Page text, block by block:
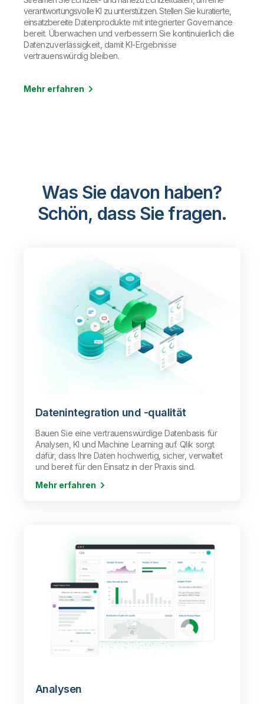
verantwortungsvolle KI zu unterstützen. Stellen Sie kuratierte,
einsatzbereite Datenprodukte mit integrierter Governance
bereit. Überwachen und verbessern Sie kontinuierlich die
Datenzuverlässigkeit, damit KI-Ergebnisse
vertrauenswürdig bleiben.
Mehr erfahren
Was Sie davon haben?
Schön, dass Sie fragen.
Datenintegration und -qualität
Bauen Sie eine vertrauenswürdige Datenbasis für
Analysen, KI und Machine Learning auf. Qlik sorgt
dafür, dass Ihre Daten hochwertig, sicher, verwaltet
und bereit für den Einsatz in der Praxis sind.
Mehr erfahren
Analysen